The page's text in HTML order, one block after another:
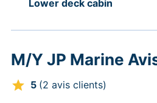
Lower deck cabin
M/Y JP Marine
5 (2 avis clients)